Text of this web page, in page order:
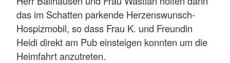
das im Schatten parkende Herzenswunsch-
Hospizmobil, so dass Frau K. und Freundin
Heidi direkt am Pub einsteigen konnten um die
Heimfahrt anzutreten.